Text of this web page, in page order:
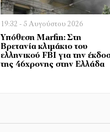
19:32 - 5 Αυγούστου 2026
Υπόθεση Marfin: Στη
Βρετανία κλιμάκιο του
ελληνικού FBI για την
της 46χρονης στην Ελλάδα